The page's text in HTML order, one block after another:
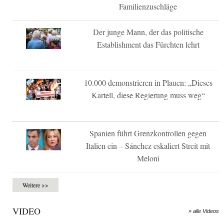
Familienzuschläge
Der junge Mann, der das politische
Establishment das Fürchten lehrt
10.000 demonstrieren in Plauen: „Dieses
Kartell, diese Regierung muss weg“
Spanien führt Grenzkontrollen gegen
Italien ein – Sánchez eskaliert Streit mit
Meloni
Weitere >>
VIDEO » alle Videos